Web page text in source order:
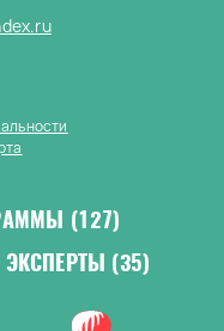
(127)
ЭКСПЕРТЫ (35)